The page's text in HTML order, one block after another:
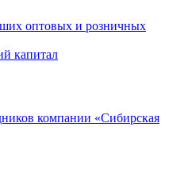
оптовых и розничных
компании «Сибирская